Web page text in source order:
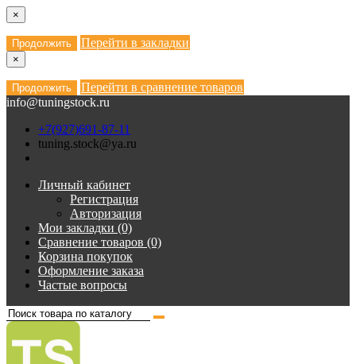
×
Продолжить Перейти в закладки
×
Продолжить
Перейти в сравнение товаров
info@tuningstock.ru
+7(927)691-87-11
tuning.stock@ya.ru
Личный кабинет
Регистрация
Авторизация
Мои закладки (0)
Сравнение товаров (0)
Корзина покупок
Оформление заказа
Частые вопросы